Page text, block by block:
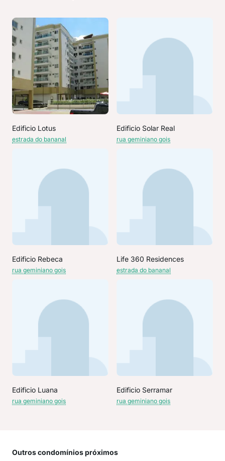
Edificio Lotus
estrada do bananal
Edificio Solar Real
rua geminiano gois
Edificio Rebeca
rua geminiano gois
Life 360 Residences
estrada do bananal
Edificio Luana
rua geminiano gois
Edificio Serramar
rua geminiano gois
Outros condomínios próximos